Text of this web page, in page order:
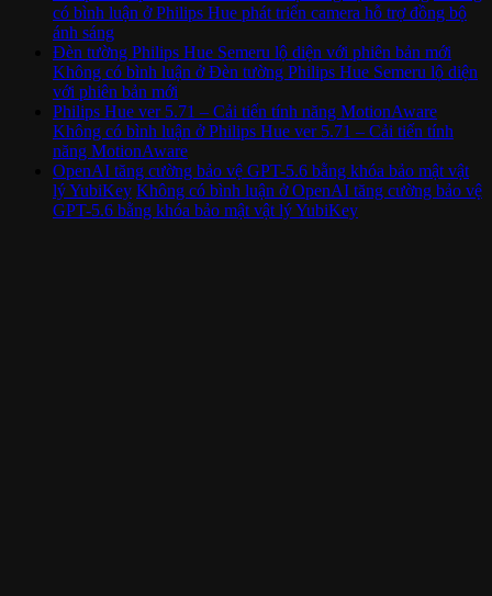
có bình luận ở Philips Hue phát triển camera hỗ trợ đồng bộ
ánh sáng
Đèn tường Philips Hue Semeru lộ diện với phiên bản mới
Không có bình luận ở Đèn tường Philips Hue Semeru lộ diện
với phiên bản mới
Philips Hue ver 5.71 – Cải tiến tính năng MotionAware
Không có bình luận ở Philips Hue ver 5.71 – Cải tiến tính
năng MotionAware
OpenAI tăng cường bảo vệ GPT-5.6 bằng khóa bảo mật vật
lý YubiKey Không có bình luận ở OpenAI tăng cường bảo vệ
GPT-5.6 bằng khóa bảo mật vật lý YubiKey